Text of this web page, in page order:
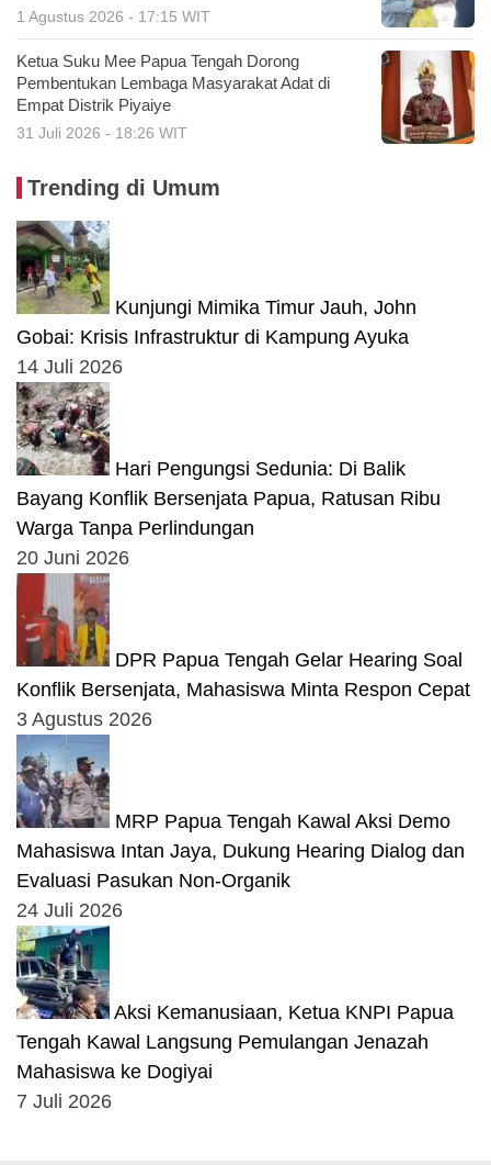
1 Agustus 2026 - 17:15 WIT
Ketua Suku Mee Papua Tengah Dorong
Pembentukan Lembaga Masyarakat Adat di
Empat Distrik Piyaiye
31 Juli 2026 - 18:26 WIT
Trending di Umum
Kunjungi Mimika Timur Jauh, John
Gobai: Krisis Infrastruktur di Kampung Ayuka
14 Juli 2026
Hari Pengungsi Sedunia: Di Balik
Bayang Konflik Bersenjata Papua, Ratusan Ribu
Warga Tanpa Perlindungan
20 Juni 2026
DPR Papua Tengah Gelar Hearing Soal
Konflik Bersenjata, Mahasiswa Minta Respon Cepat
3 Agustus 2026
MRP Papua Tengah Kawal Aksi Demo
Mahasiswa Intan Jaya, Dukung Hearing Dialog dan
Evaluasi Pasukan Non-Organik
24 Juli 2026
Aksi Kemanusiaan, Ketua KNPI Papua
Tengah Kawal Langsung Pemulangan Jenazah
Mahasiswa ke Dogiyai
7 Juli 2026